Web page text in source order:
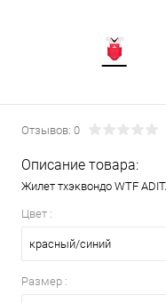
Отзывов: 0
Описание товара:
Жилет тхэквондо WTF
Цвет :
красный/синий
Размер :